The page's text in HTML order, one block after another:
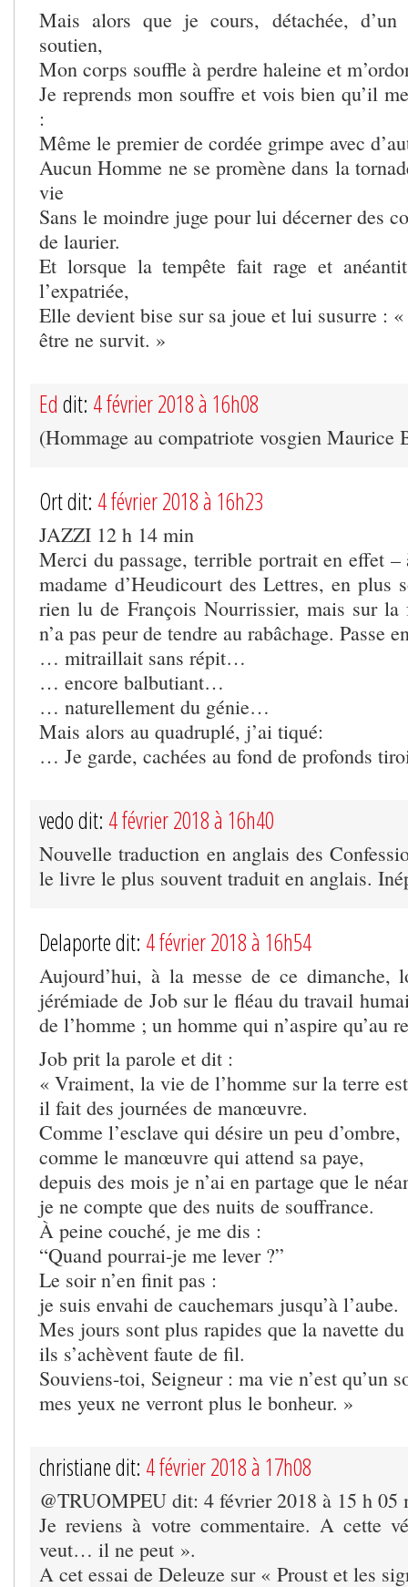
Mais alors que je cours, détachée, d’un
soutien,
Mon corps souffle à perdre haleine et
Je reprends mon souffre et vois bien qu’il
:
Même le premier de cordée grimpe avec
Aucun Homme ne se promène dans la
vie
Sans le moindre juge pour lui décerner des
de laurier.
Et lorsque la tempête fait rage et
l’expatriée,
Elle devient bise sur sa joue et lui susurre :
être ne survit. »
Ed dit: 4 février 2018 à 16h08
(Hommage au compatriote vosgien Maurice
Ort dit: 4 février 2018 à 16h23
JAZZI 12 h 14 min
Merci du passage, terrible portrait en effet –
madame d’Heudicourt des Lettres, en plus
rien lu de François Nourrissier, mais sur
n’a pas peur de tendre au rabâchage. Passe
… mitraillait sans répit…
… encore balbutiant…
… naturellement du génie…
Mais alors au quadruplé, j’ai tiqué:
… Je garde, cachées au fond de profonds
vedo dit: 4 février 2018 à 16h40
Nouvelle traduction en anglais des
le livre le plus souvent traduit en anglais.
Delaporte dit: 4 février 2018 à 16h54
Aujourd’hui, à la messe de ce dimanche,
jérémiade de Job sur le fléau du travail
de l’homme ; un homme qui n’aspire qu’au
Job prit la parole et dit :
« Vraiment, la vie de l’homme sur la terre
il fait des journées de manœuvre.
Comme l’esclave qui désire un peu d’ombre,
comme le manœuvre qui attend sa paye,
depuis des mois je n’ai en partage que le
je ne compte que des nuits de souffrance.
À peine couché, je me dis :
“Quand pourrai-je me lever ?”
Le soir n’en finit pas :
je suis envahi de cauchemars jusqu’à l’aube.
Mes jours sont plus rapides que la navette
ils s’achèvent faute de fil.
Souviens-toi, Seigneur : ma vie n’est qu’un
mes yeux ne verront plus le bonheur. »
christiane dit: 4 février 2018 à 17h08
@TRUOMPEU dit: 4 février 2018 à 15 h 05
Je reviens à votre commentaire. A cette
veut… il ne peut ».
A cet essai de Deleuze sur « Proust et les